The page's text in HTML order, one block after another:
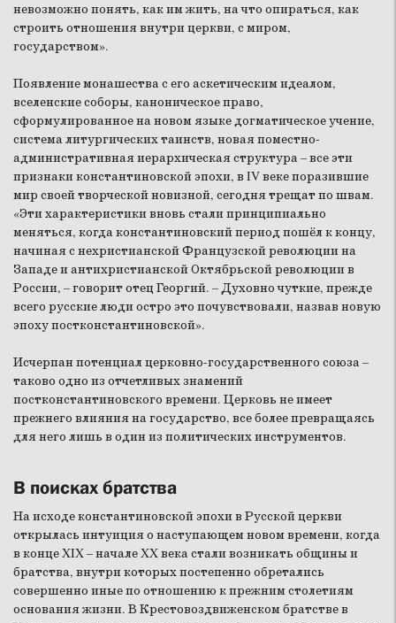
невозможно понять, как им жить, на что опираться, как
строить отношения внутри церкви, с миром,
государством».
Появление монашества с его аскетическим идеалом,
вселенские соборы, каноническое право,
сформулированное на новом языке догматическое учение,
система литургических таинств, новая поместно-
административная иерархическая структура – все эти
признаки константиновской эпохи, в IV веке поразившие
мир своей творческой новизной, сегодня трещат по швам.
«Эти характеристики вновь стали принципиально
меняться, когда константиновский период пошёл к концу,
начиная с нехристианской Французской революции на
Западе и антихристианской Октябрьской революции в
России, – говорит отец Георгий. – Духовно чуткие, прежде
всего русские люди остро это почувствовали, назвав новую
эпоху постконстантиновской».
Исчерпан потенциал церковно-государственного союза –
таково одно из отчетливых знамений
постконстантиновского времени. Церковь не имеет
прежнего влияния на государство, все более превращаясь
для него лишь в один из политических инструментов.
В поисках братства
На исходе константиновской эпохи в Русской церкви
открылась интуиция о наступающем новом времени, когда
в конце XIX – начале XX века стали возникать общины и
братства, внутри которых постепенно обретались
совершенно иные по отношению к прежним столетиям
основания жизни. В Крестовоздвиженском братстве в